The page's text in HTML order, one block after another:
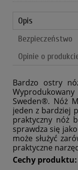
Opis
Bezpieczeństwo
Opinie o
Bardzo ostry
Sweden®. Nóż
jeden z bardziej
praktyczny nóż
sprawdza się
może służyć
praktyczne
Cechy produktu: